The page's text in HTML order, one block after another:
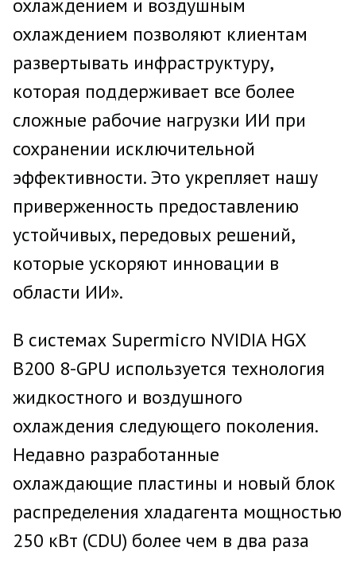
охлаждением и воздушным
охлаждением позволяют клиентам
развертывать инфраструктуру,
которая поддерживает все более
сложные рабочие нагрузки ИИ при
сохранении исключительной
эффективности. Это укрепляет нашу
приверженность предоставлению
устойчивых, передовых решений,
которые ускоряют инновации в
области ИИ».
В системах Supermicro NVIDIA HGX
B200 8-GPU используется технология
жидкостного и воздушного
охлаждения следующего поколения.
Недавно разработанные
охлаждающие пластины и новый блок
распределения хладагента мощностью
250 кВт (CDU) более чем в два раза